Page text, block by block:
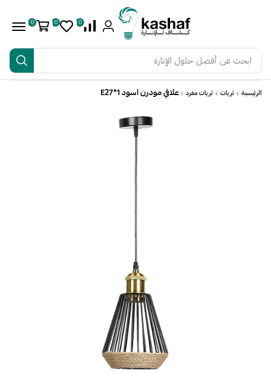
ابحث عن أفضل حلول الإنارة
0
0
0
الرئيسية ثريات ثريات مفرد علاقي مودرن اسود E27*1